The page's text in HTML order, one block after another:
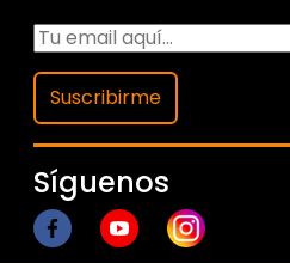
Suscribirme
Síguenos